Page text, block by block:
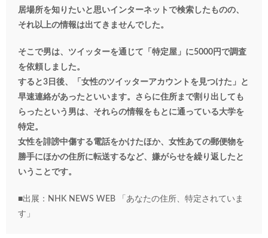
居場所を知りたいと思いインターネットで検索したものの、
それ以上の情報は出てきませんでした。
そこで男は、ツイッターを通じて「特定屋」に5000円で調査
を依頼しました。
すると3日後、「女性のツイッターアカウントを見つけた」と
早速連絡があったといいます。
さらに住所まで割り出しても
らったという男は、それらの情報をもとに通っている大学を
特定。
女性を誹謗中傷する電話をかけたほか、女性あての郵便物を
勝手にほかの住所に転送するなど、嫌がらせを繰り返したと
いうことです。
■出展：NHK NEWS WEB 「あなたの住所、特定されていま
す」